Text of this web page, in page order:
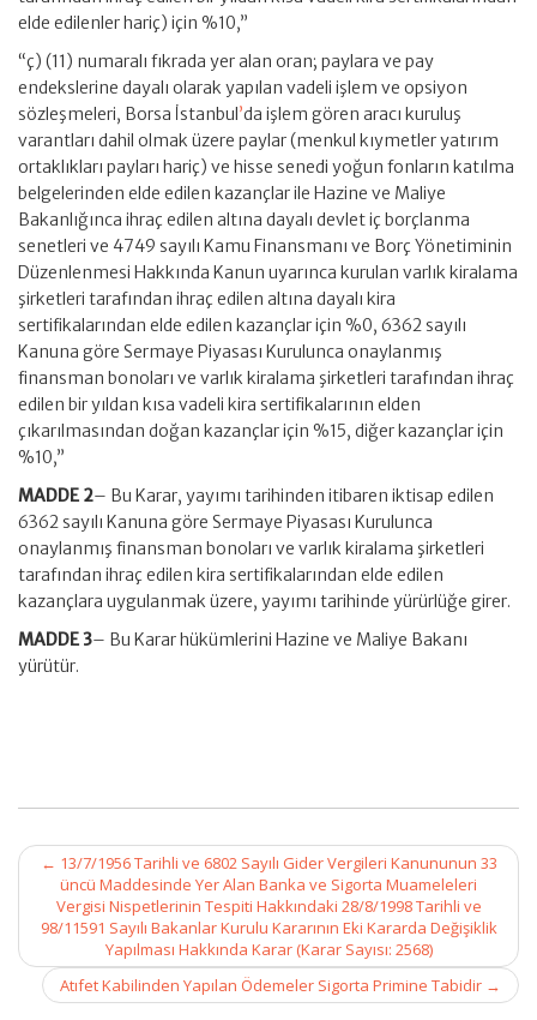
elde edilenler hariç) için %10,”
“ç) (11) numaralı fıkrada yer alan oran; paylara ve pay
endekslerine dayalı olarak yapılan vadeli işlem ve opsiyon
sözleşmeleri, Borsa İstanbul’da işlem gören aracı kuruluş
varantları dahil olmak üzere paylar (menkul kıymetler yatırım
ortaklıkları payları hariç) ve hisse senedi yoğun fonların katılma
belgelerinden elde edilen kazançlar ile Hazine ve Maliye
Bakanlığınca ihraç edilen altına dayalı devlet iç borçlanma
senetleri ve 4749 sayılı Kamu Finansmanı ve Borç Yönetiminin
Düzenlenmesi Hakkında Kanun uyarınca kurulan varlık kiralama
şirketleri tarafından ihraç edilen altına dayalı kira
sertifikalarından elde edilen kazançlar için %0, 6362 sayılı
Kanuna göre Sermaye Piyasası Kurulunca onaylanmış
finansman bonoları ve varlık kiralama şirketleri tarafından ihraç
edilen bir yıldan kısa vadeli kira sertifikalarının elden
çıkarılmasından doğan kazançlar için %15, diğer kazançlar için
%10,”
MADDE 2– Bu Karar, yayımı tarihinden itibaren iktisap edilen
6362 sayılı Kanuna göre Sermaye Piyasası Kurulunca
onaylanmış finansman bonoları ve varlık kiralama şirketleri
tarafından ihraç edilen kira sertifikalarından elde edilen
kazançlara uygulanmak üzere, yayımı tarihinde yürürlüğe girer.
MADDE 3– Bu Karar hükümlerini Hazine ve Maliye Bakanı
yürütür.
Post
navigation
← 13/7/1956 Tarihli ve 6802 Sayılı Gider Vergileri Kanununun 33
üncü Maddesinde Yer Alan Banka ve Sigorta Muameleleri
Vergisi Nispetlerinin Tespiti Hakkındaki 28/8/1998 Tarihli ve
98/11591 Sayılı Bakanlar Kurulu Kararının Eki Kararda Değişiklik
Yapılması Hakkında Karar (Karar Sayısı: 2568)
Atıfet Kabilinden Yapılan Ödemeler Sigorta Primine Tabidir →